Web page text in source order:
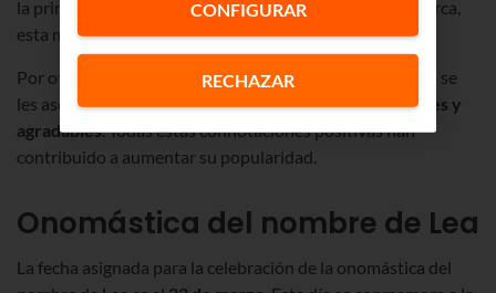
la primera esposa de Jakob. Una vez que murió el patriarca,
esta mujer llevó una vida destinada a la caridad.
Por otro lado, a las mujeres que tienen el nombre de Lea se
les asocian rasgos como el seractivas, inquietas, tenaces y
agradables. Todas estas connotaciones positivas han
contribuido a aumentar su popularidad.
Onomástica del nombre de Lea
La fecha asignada para la celebración de la onomástica del
CONFIGURAR
RECHAZAR